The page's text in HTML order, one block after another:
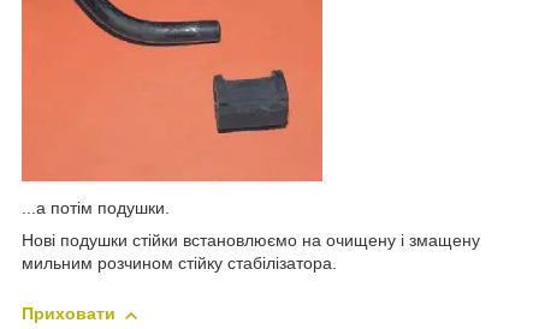
...а потім подушки.
Нові подушки стійки встановлюємо на очищену і змащену
мильним розчином стійку стабілізатора.
Приховати